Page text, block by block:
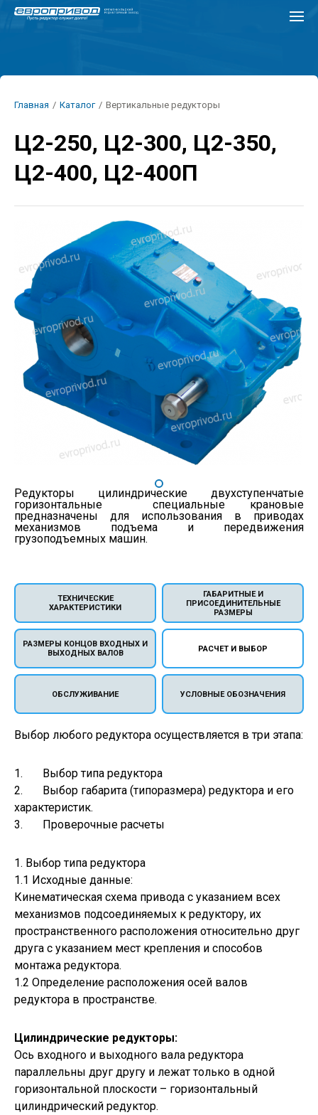
Перейти
Строка
Главная / Каталог / Вертикальные редукторы
Ц2-250, Ц2-300, Ц2-350,
Ц2-400, Ц2-400П
Редукторы цилиндрические двухступенчатые
горизонтальные специальные крановые
предназначены для использования в приводах
механизмов подъема и передвижения
грузоподъемных машин.
ТЕХНИЧЕСКИЕ
ХАРАКТЕРИСТИКИ
ГАБАРИТНЫЕ И
ПРИСОЕДИНИТЕЛЬНЫЕ
РАЗМЕРЫ
РАЗМЕРЫ КОНЦОВ ВХОДНЫХ И
ВЫХОДНЫХ ВАЛОВ
РАСЧЕТ И ВЫБОР
ОБСЛУЖИВАНИЕ УСЛОВНЫЕ ОБОЗНАЧЕНИЯ
Выбор любого редуктора осуществляется в три этапа:
1. Выбор типа редуктора
2. Выбор габарита (типоразмера) редуктора и его
характеристик.
3. Проверочные расчеты
1. Выбор типа редуктора
1.1 Исходные данные:
Кинематическая схема привода с указанием всех
механизмов подсоединяемых к редуктору, их
пространственного расположения относительно друг
друга с указанием мест крепления и способов
монтажа редуктора.
1.2 Определение расположения осей валов
редуктора в пространстве.
Цилиндрические редукторы:
Ось входного и выходного вала редуктора
параллельны друг другу и лежат только в одной
горизонтальной плоскости – горизонтальный
цилиндрический редуктор.